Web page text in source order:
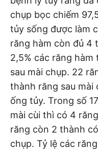
chụp bọc chiếm
tủy sống được làm
răng hàm còn đủ 4
2,5% các răng
sau mài chụp. 22
thành răng sau
ống tủy. Trong số
mài cùi thì có 4
răng còn 2 thành
chụp. Tỷ lệ các